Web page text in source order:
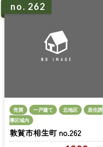
no. 262
売買 一戸建て 北地区
居住誘
導区域内
敦賀市相生町 no.262